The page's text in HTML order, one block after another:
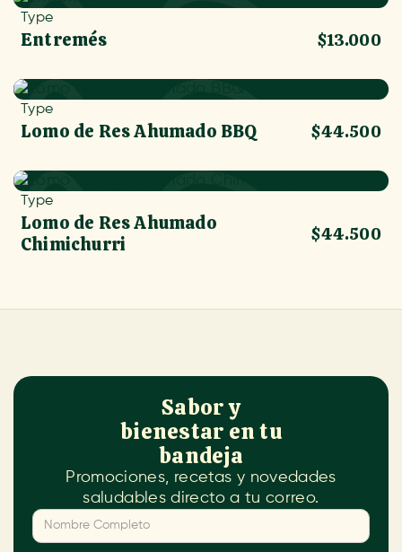
Type
Entremés $13.000
Type
Lomo de Res Ahumado BBQ $44.500
Type
Lomo de Res Ahumado
Chimichurri
$44.500
Sabor y
bienestar en tu
bandeja
Promociones, recetas y novedades
saludables directo a tu correo.